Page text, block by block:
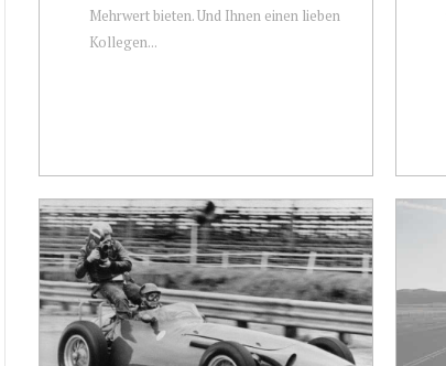
Mehrwert bieten. Und Ihnen einen lieben
Kollegen...